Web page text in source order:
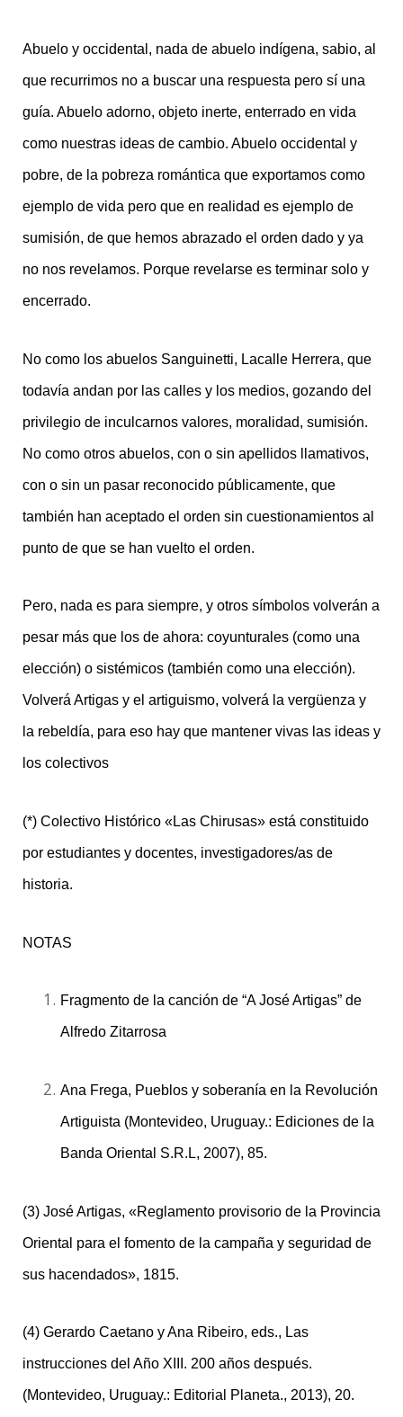
Abuelo y occidental, nada de abuelo indígena, sabio, al
que recurrimos no a buscar una respuesta pero sí una
guía. Abuelo adorno, objeto inerte, enterrado en vida
como nuestras ideas de cambio. Abuelo occidental y
pobre, de la pobreza romántica que exportamos como
ejemplo de vida pero que en realidad es ejemplo de
sumisión, de que hemos abrazado el orden dado y ya
no nos revelamos. Porque revelarse es terminar solo y
encerrado.
No como los abuelos Sanguinetti, Lacalle Herrera, que
todavía andan por las calles y los medios, gozando del
privilegio de inculcarnos valores, moralidad, sumisión.
No como otros abuelos, con o sin apellidos llamativos,
con o sin un pasar reconocido públicamente, que
también han aceptado el orden sin cuestionamientos al
punto de que se han vuelto el orden.
Pero, nada es para siempre, y otros símbolos volverán a
pesar más que los de ahora: coyunturales (como una
elección) o sistémicos (también como una elección).
Volverá Artigas y el artiguismo, volverá la vergüenza y
la rebeldía, para eso hay que mantener vivas las ideas y
los colectivos
(*) Colectivo Histórico «Las Chirusas» está constituido
por estudiantes y docentes, investigadores/as de
historia.
NOTAS
Fragmento de la canción de “A José Artigas” de
Alfredo Zitarrosa
Ana Frega, Pueblos y soberanía en la Revolución
Artiguista (Montevideo, Uruguay.: Ediciones de la
Banda Oriental S.R.L, 2007), 85.
(3) José Artigas, «Reglamento provisorio de la Provincia
Oriental para el fomento de la campaña y seguridad de
sus hacendados», 1815.
(4) Gerardo Caetano y Ana Ribeiro, eds., Las
instrucciones del Año XIII. 200 años después.
(Montevideo, Uruguay.: Editorial Planeta., 2013), 20.